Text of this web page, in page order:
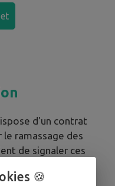
d'un contrat
le ramassage des
de signaler ces
qui
la SACPA.
🍪